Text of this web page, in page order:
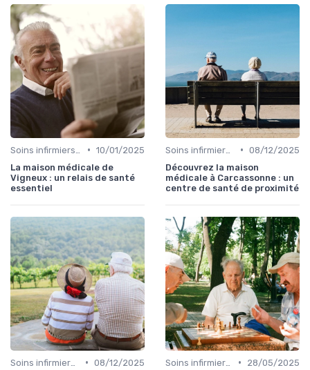
• 10/01/2025
La maison médicale de
Vigneux : un relais de santé
essentiel
• 08/12/2025
Découvrez la maison
médicale à Carcassonne : un
centre de santé de proximité
• 08/12/2025
•
28/05/2025